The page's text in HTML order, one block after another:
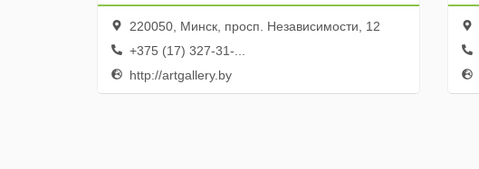
220050, Минск, просп. Независимости, 12
+375 (17) 327-31-...
http://artgallery.by